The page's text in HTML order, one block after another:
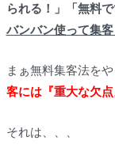
られる！」「無料で
バンバン使って集客
まぁ無料集客法を
客には『重大な欠点
それは、、、